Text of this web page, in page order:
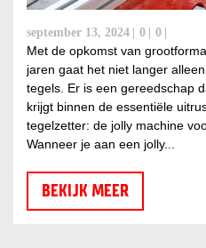
september 13, 2024 0 0
Met de opkomst van
jaren gaat het niet langer
tegels. Er is een gereedschap
krijgt binnen de essentiële
tegelzetter: de jolly machine
Wanneer je aan een jolly...
BEKIJK MEER